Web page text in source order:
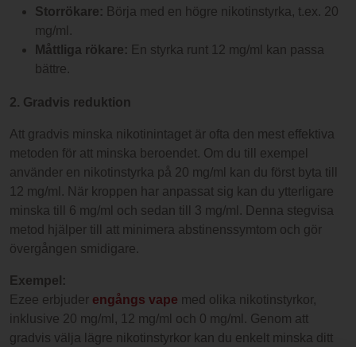
Storrökare: Börja med en högre nikotinstyrka, t.ex. 20
mg/ml.
Måttliga rökare: En styrka runt 12 mg/ml kan passa
bättre.
2. Gradvis reduktion
Att gradvis minska nikotinintaget är ofta den mest effektiva
metoden för att minska beroendet. Om du till exempel
använder en nikotinstyrka på 20 mg/ml kan du först byta till
12 mg/ml. När kroppen har anpassat sig kan du ytterligare
minska till 6 mg/ml och sedan till 3 mg/ml. Denna stegvisa
metod hjälper till att minimera abstinenssymtom och gör
övergången smidigare.
Exempel:
Ezee erbjuder engångs vape med olika nikotinstyrkor,
inklusive 20 mg/ml, 12 mg/ml och 0 mg/ml. Genom att
gradvis välja lägre nikotinstyrkor kan du enkelt minska ditt